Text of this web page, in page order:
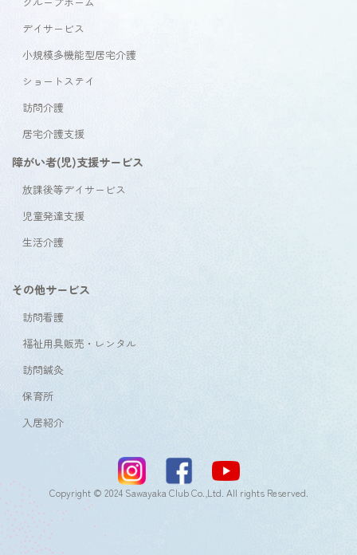
デイサービス
小規模多機能型居宅介護
ショートステイ
訪問介護
居宅介護支援
障がい者(児)支援サービス
放課後等デイサービス
児童発達支援
生活介護
その他サービス
訪問看護
福祉用具販売・レンタル
訪問鍼灸
保育所
入居紹介
Copyright © 2024 Sawayaka Club Co.,Ltd. All rights Reserved.